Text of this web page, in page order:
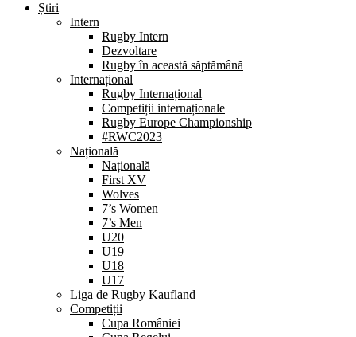
Știri
Intern
Rugby Intern
Dezvoltare
Rugby în această săptămână
Internațional
Rugby Internațional
Competiții internaționale
Rugby Europe Championship
#RWC2023
Națională
Națională
First XV
Wolves
7’s Women
7’s Men
U20
U19
U18
U17
Liga de Rugby Kaufland
Competiții
Cupa României